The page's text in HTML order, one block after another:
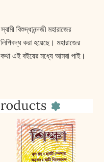
বিশুদ্ধানন্দজী মহারাজের
করা হয়েছে। মহারাজের
কথা এই বইয়ের মধ্যে আমরা পাই।